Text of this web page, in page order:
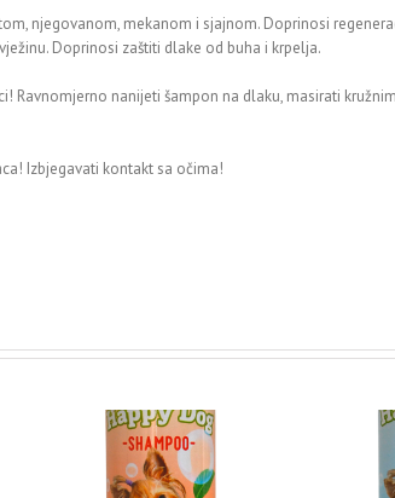
njegovanom, mekanom i sjajnom. Doprinosi
Doprinosi zaštiti dlake od buha i krpelja.
Ravnomjerno nanijeti šampon na dlaku, masirati
Izbjegavati kontakt sa očima!